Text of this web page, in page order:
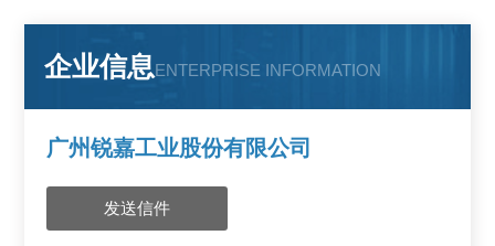
企业信息ENTERPRISE INFORMATION
广州锐嘉工业股份有限公司
发送信件